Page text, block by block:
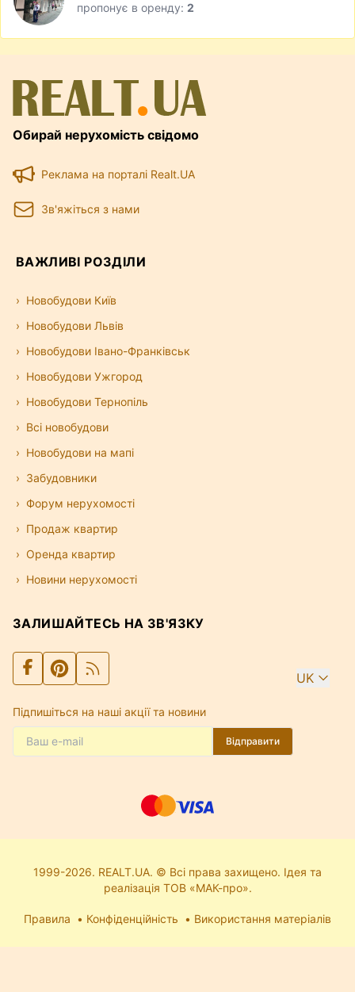
пропонує в оренду: 2
Обирай нерухомість свідомо
Реклама на порталі Realt.UA
Зв'яжіться з нами
ВАЖЛИВІ РОЗДІЛИ
Новобудови Київ
Новобудови Львів
Новобудови Івано-Франківськ
Новобудови Ужгород
Новобудови Тернопіль
Всі новобудови
Новобудови на мапі
Забудовники
Форум нерухомості
Продаж квартир
Оренда квартир
Новини нерухомості
ЗАЛИШАЙТЕСЬ НА ЗВ'ЯЗКУ
UK
Підпишіться на наші акції та новини
Відправити
1999-2026. REALT.UA. © Всі права захищено. Ідея та
реалізація ТОВ «МАК-про».
Правила Конфіденційність Використання матеріалів